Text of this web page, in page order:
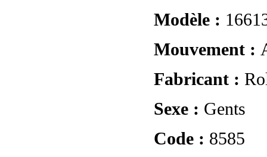
Modèle :
Mouvement :
Fabricant :
Sexe : Gents
Code : 8585